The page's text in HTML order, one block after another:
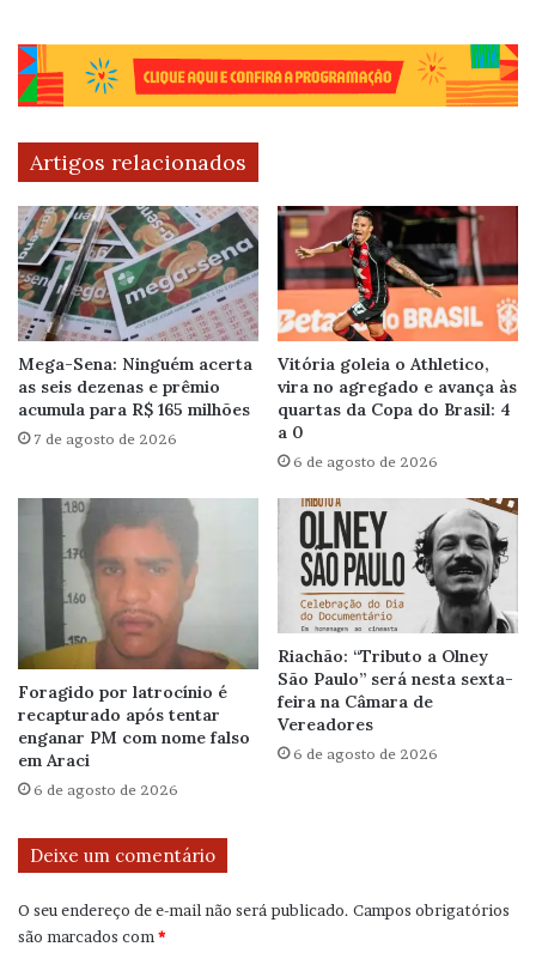
Artigos relacionados
Mega-Sena: Ninguém acerta
as seis dezenas e prêmio
acumula para R$ 165 milhões
7 de agosto de 2026
Vitória goleia o Athletico,
vira no agregado e avança às
quartas da Copa do Brasil: 4
a 0
6 de agosto de 2026
Foragido por latrocínio é
recapturado após tentar
enganar PM com nome falso
em Araci
6 de agosto de 2026
Riachão: “Tributo a Olney
São Paulo” será nesta sexta-
feira na Câmara de
Vereadores
6 de agosto de 2026
Deixe um comentário
O seu endereço de e-mail não será publicado. Campos obrigatórios
são marcados com *